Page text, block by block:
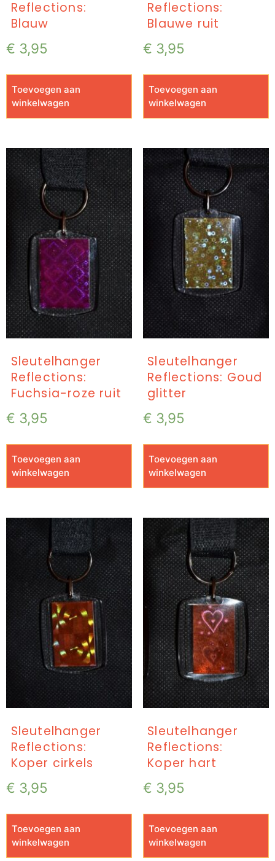
Reflections:
Blauw
€ 3,95
Toevoegen aan
winkelwagen
Reflections:
Blauwe ruit
€ 3,95
Toevoegen aan
winkelwagen
Sleutelhanger
Reflections:
Fuchsia-roze ruit
€ 3,95
Toevoegen aan
winkelwagen
Sleutelhanger
Reflections: Goud
glitter
€ 3,95
Toevoegen aan
winkelwagen
Sleutelhanger
Reflections:
Koper cirkels
€ 3,95
Toevoegen aan
winkelwagen
Sleutelhanger
Reflections:
Koper hart
€ 3,95
Toevoegen aan
winkelwagen